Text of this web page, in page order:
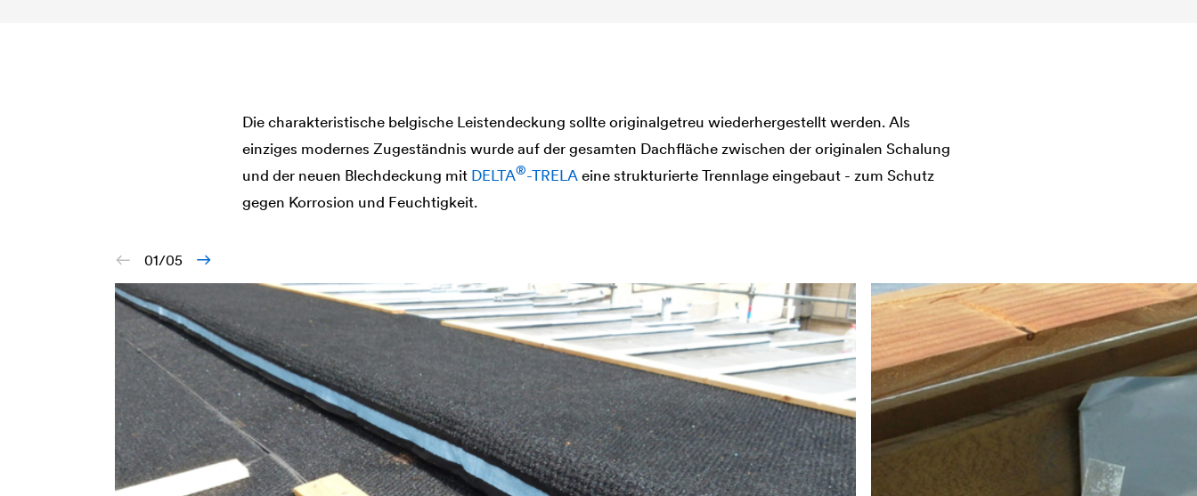
Die charakteristische belgische Leistendeckung sollte originalgetreu wiederhergestellt werden. Als
einziges modernes Zugeständnis wurde auf der gesamten Dachfläche zwischen der originalen Schalung
und der neuen Blechdeckung mit DELTA®-TRELAeine strukturierte Trennlage eingebaut - zum Schutz
gegen Korrosion und Feuchtigkeit.
01/05